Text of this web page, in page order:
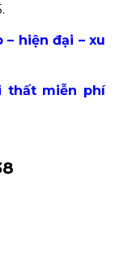
hiện đại – xu
thất miễn phí